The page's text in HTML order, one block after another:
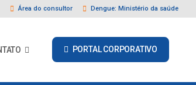
Área do consultor Dengue: Ministério da saúde
PORTAL CORPORATIVO